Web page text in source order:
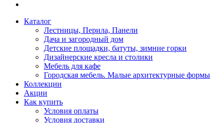
Каталог
Лестницы, Перила, Панели
Дача и загородный дом
Детские площадки, батуты, зимние горки
Дизайнерские кресла и столики
Мебель для кафе
Городская мебель. Малые архитектурные формы
Коллекции
Акции
Как купить
Условия оплаты
Условия доставки